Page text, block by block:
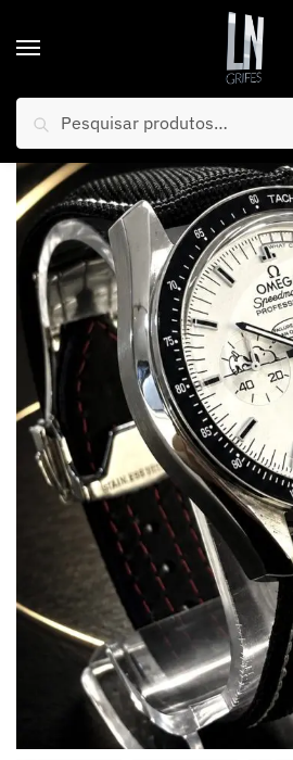
Início Relógios / Banhados AAA+ (PREMIUM)